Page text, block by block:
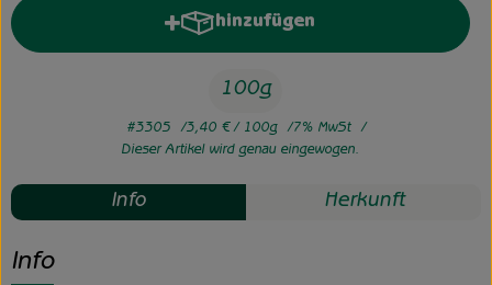
hinzufügen
Produkt zum Warenkorb
100g
#3305 3,40 €/ 100g
7% MwSt
Dieser Artikel wird genau eingewogen.
Info Herkunft
Info